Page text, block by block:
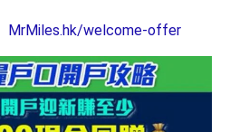
MrMiles.hk/welcome-offer